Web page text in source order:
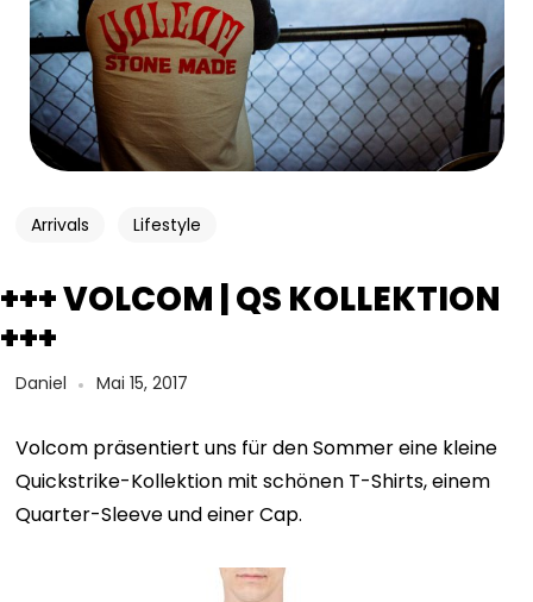
Arrivals Lifestyle
+++ VOLCOM | QS KOLLEKTION
+++
Daniel Mai 15, 2017
Volcom präsentiert uns für den Sommer eine kleine
Quickstrike-Kollektion mit schönen T-Shirts, einem
Quarter-Sleeve und einer Cap.